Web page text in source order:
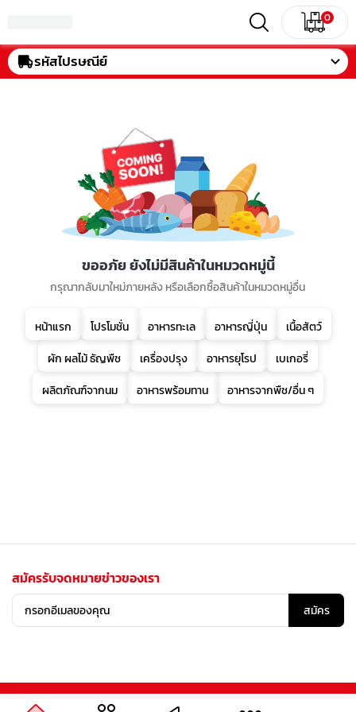
0
รหัสไปรษณีย์
ขออภัย ยังไม่มีสินค้าในหมวดหมู่นี้
กรุณากลับมาใหม่ภายหลัง หรือเลือกซื้อสินค้าในหมวดหมู่อื่น
หน้าแรก โปรโมชั่น อาหารทะเล อาหารญี่ปุ่น
เนื้อสัตว์
ผัก ผลไม้ ธัญพืช
เครื่องปรุง อาหารยุโรป
เบเกอรี่
ผลิตภัณฑ์จากนม
อาหารพร้อมทาน อาหารจากพืช/อื่น ๆ
สมัครรับจดหมายข่าวของเรา
สมัคร